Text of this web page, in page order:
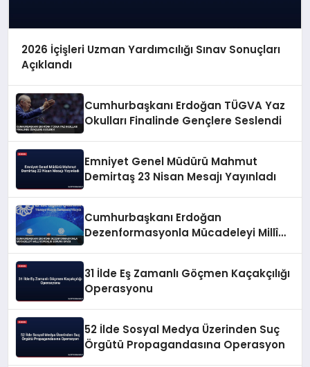
2026 İçişleri Uzman Yardımcılığı Sınav Sonuçları
Açıklandı
Cumhurbaşkanı Erdoğan TÜGVA Yaz
Okulları Finalinde Gençlere Seslendi
Emniyet Genel Müdürü Mahmut
Demirtaş 23 Nisan Mesajı Yayınladı
Cumhurbaşkanı Erdoğan
Dezenformasyonla Mücadeleyi Millî
31 İlde Eş Zamanlı Göçmen Kaçakçılığı
Operasyonu
52 İlde Sosyal Medya Üzerinden Suç
Örgütü Propagandasına Operasyon